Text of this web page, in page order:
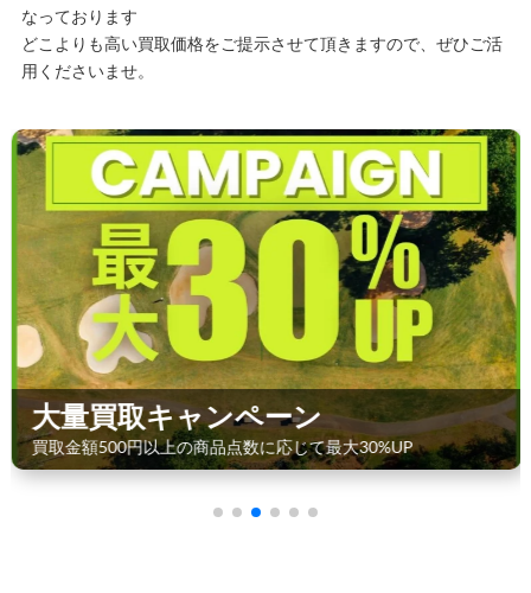
なっております
どこよりも高い買取価格をご提示させて頂きますので、ぜひご活
用くださいませ。
大量買取キャンペーン
買取金額500円以上の商品点数に応じて最大30%UP